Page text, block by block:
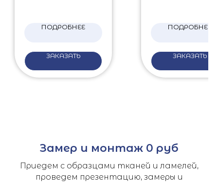
ПОДРОБНЕЕ
ЗАКАЗАТЬ
ПОДРОБНЕЕ
ЗАКАЗАТЬ
Замер и монтаж 0 руб
Приедем с образцами тканей и ламелей,
проведем презентацию, замеры и